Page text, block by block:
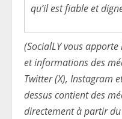
qu’il est fiable et
(SocialLY vous
et informations des
Twitter (X), Instagram
dessus contient des
directement à partir